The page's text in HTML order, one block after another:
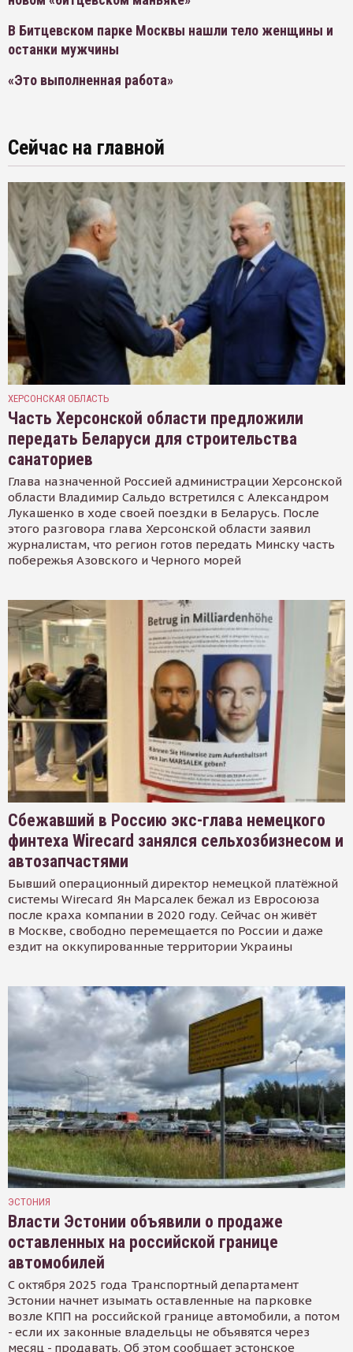
В Битцевском парке Москвы нашли тело женщины и
останки мужчины
«Это выполненная работа»
Сейчас на главной
ХЕРСОНСКАЯ ОБЛАСТЬ
Часть Херсонской области предложили
передать Беларуси для строительства
санаториев
Глава назначенной Россией администрации Херсонской
области Владимир Сальдо встретился с Александром
Лукашенко в ходе своей поездки в Беларусь. После
этого разговора глава Херсонской области заявил
журналистам, что регион готов передать Минску часть
побережья Азовского и Черного морей
Сбежавший в Россию экс-глава немецкого
финтеха Wirecard занялся сельхозбизнесом и
автозапчастями
Бывший операционный директор немецкой платёжной
системы Wirecard Ян Марсалек бежал из Евросоюза
после краха компании в 2020 году. Сейчас он живёт
в Москве, свободно перемещается по России и даже
ездит на оккупированные территории Украины
ЭСТОНИЯ
Власти Эстонии объявили о продаже
оставленных на российской границе
автомобилей
С октября 2025 года Транспортный департамент
Эстонии начнет изымать оставленные на парковке
возле КПП на российской границе автомобили, а потом
- если их законные владельцы не объявятся через
месяц - продавать. Об этом сообщает эстонское